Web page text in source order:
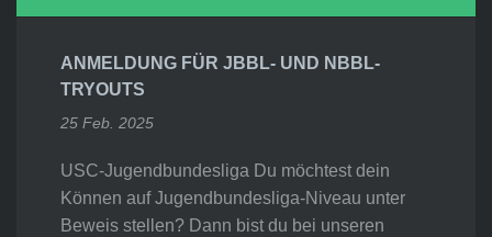
ANMELDUNG FÜR JBBL- UND NBBL-
TRYOUTS
25 Feb. 2025
USC-Jugendbundesliga Du möchtest dein
Können auf Jugendbundesliga-Niveau unter
Beweis stellen? Dann bist du bei unseren